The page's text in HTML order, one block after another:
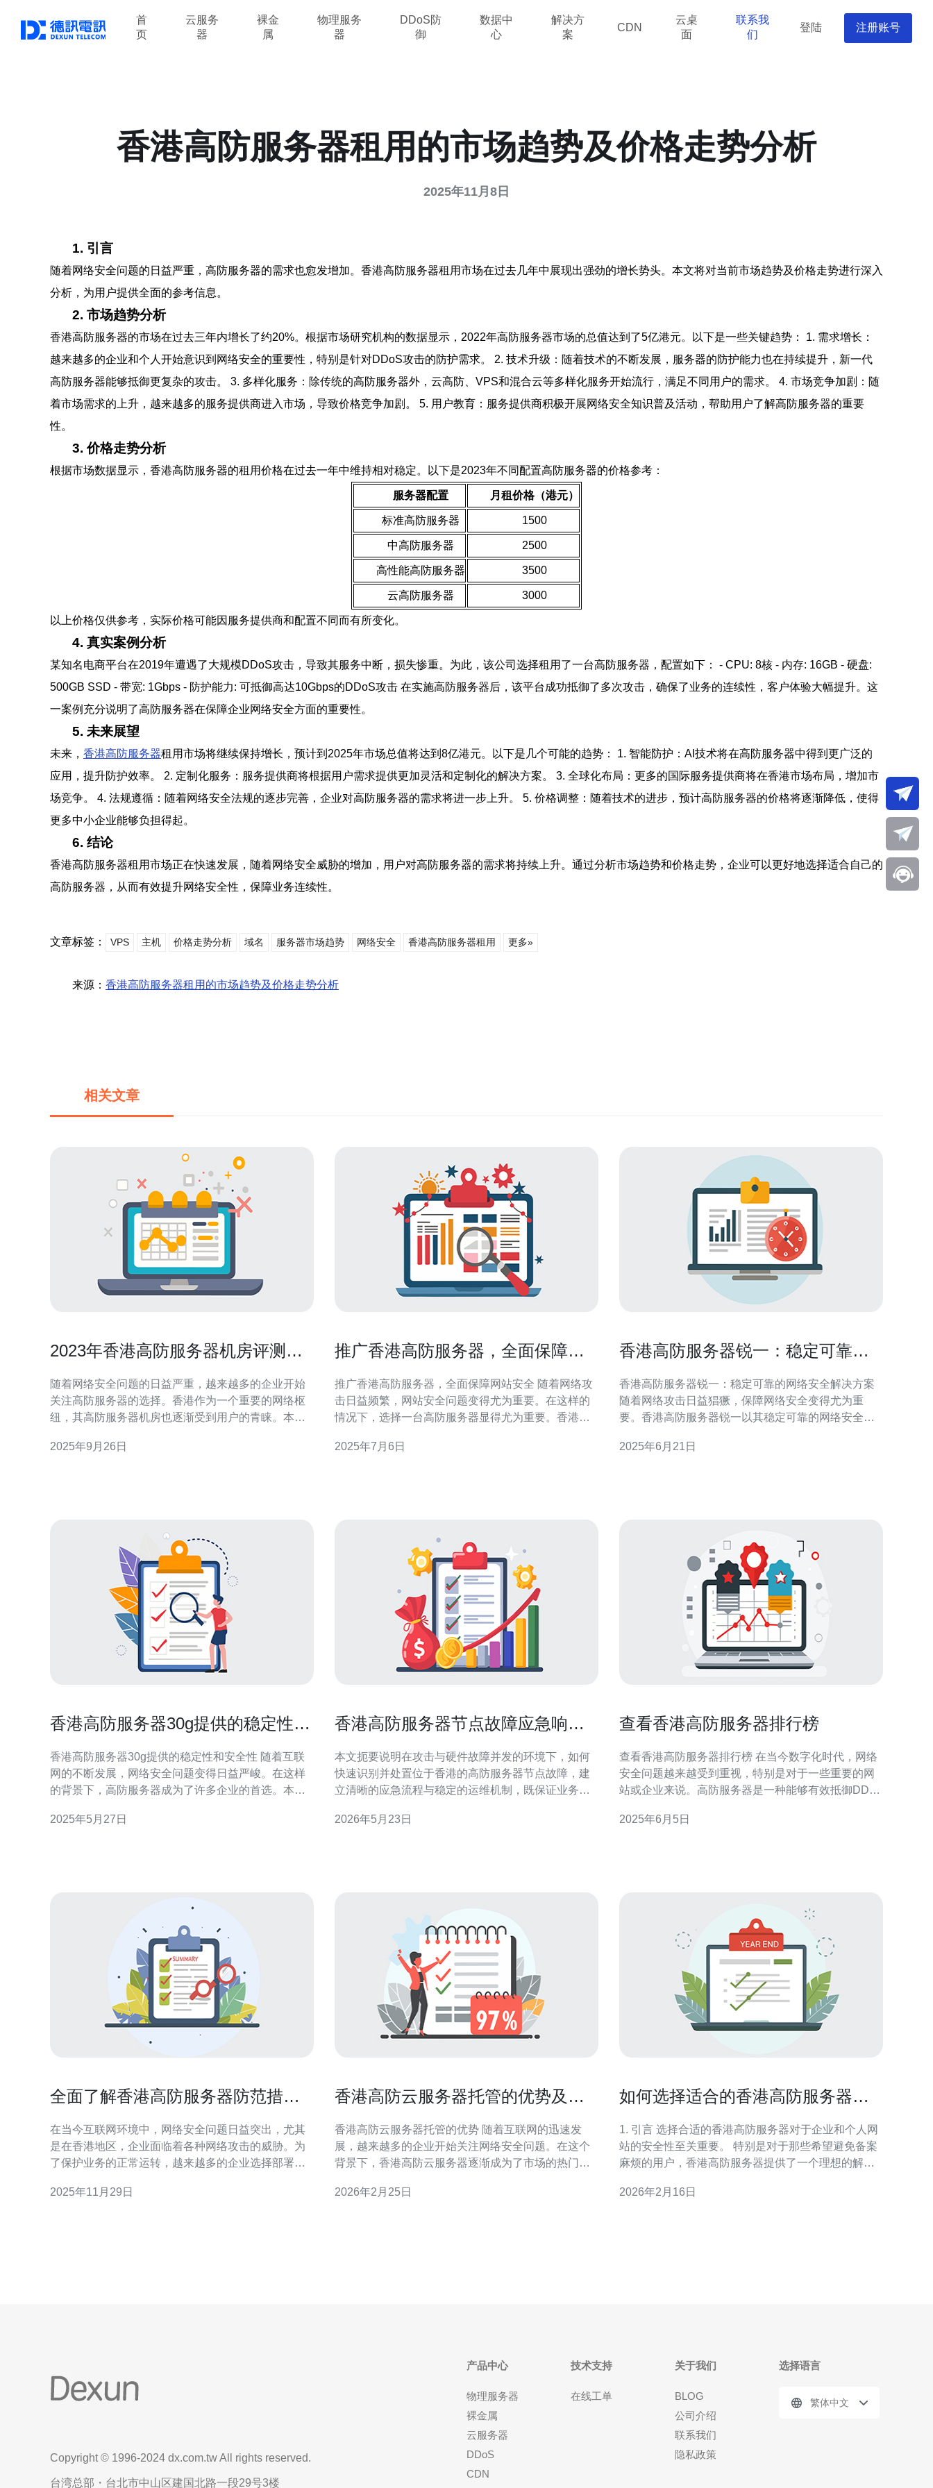
首
页
云服务
器
裸金
属
物理服务
器
DDoS防
御
数据中
心
解决方
案
CDN
云桌
面
联系我
们
登陆 注册账号
香港高防服务器租用的市场趋势及价格走势分析
2025年11月8日
1. 引言
随着网络安全问题的日益严重，高防服务器的需求也愈发增加。香港高防服务器租用市场在过去几年中展现出强劲的增长势头。本文将对当前市场趋势及价格走势进行深入
分析，为用户提供全面的参考信息。
2. 市场趋势分析
香港高防服务器的市场在过去三年内增长了约20%。根据市场研究机构的数据显示，2022年高防服务器市场的总值达到了5亿港元。以下是一些关键趋势： 1. 需求增长：
越来越多的企业和个人开始意识到网络安全的重要性，特别是针对DDoS攻击的防护需求。 2. 技术升级：随着技术的不断发展，服务器的防护能力也在持续提升，新一代
高防服务器能够抵御更复杂的攻击。 3. 多样化服务：除传统的高防服务器外，云高防、VPS和混合云等多样化服务开始流行，满足不同用户的需求。 4. 市场竞争加剧：随
着市场需求的上升，越来越多的服务提供商进入市场，导致价格竞争加剧。 5. 用户教育：服务提供商积极开展网络安全知识普及活动，帮助用户了解高防服务器的重要
性。
3. 价格走势分析
根据市场数据显示，香港高防服务器的租用价格在过去一年中维持相对稳定。以下是2023年不同配置高防服务器的价格参考：
服务器配置 月租价格（港元）
标准高防服务器 1500
中高防服务器 2500
高性能高防服务器 3500
云高防服务器 3000
以上价格仅供参考，实际价格可能因服务提供商和配置不同而有所变化。
4. 真实案例分析
某知名电商平台在2019年遭遇了大规模DDoS攻击，导致其服务中断，损失惨重。为此，该公司选择租用了一台高防服务器，配置如下： - CPU: 8核 - 内存: 16GB - 硬盘:
500GB SSD - 带宽: 1Gbps - 防护能力: 可抵御高达10Gbps的DDoS攻击 在实施高防服务器后，该平台成功抵御了多次攻击，确保了业务的连续性，客户体验大幅提升。这
一案例充分说明了高防服务器在保障企业网络安全方面的重要性。
5. 未来展望
未来， 香港高防服务器租用市场将继续保持增长，预计到2025年市场总值将达到8亿港元。以下是几个可能的趋势： 1. 智能防护：AI技术将在高防服务器中得到更广泛的
应用，提升防护效率。 2. 定制化服务：服务提供商将根据用户需求提供更加灵活和定制化的解决方案。 3. 全球化布局：更多的国际服务提供商将在香港市场布局，增加市
场竞争。 4. 法规遵循：随着网络安全法规的逐步完善，企业对高防服务器的需求将进一步上升。 5. 价格调整：随着技术的进步，预计高防服务器的价格将逐渐降低，使得
更多中小企业能够负担得起。
6. 结论
香港高防服务器租用市场正在快速发展，随着网络安全威胁的增加，用户对高防服务器的需求将持续上升。通过分析市场趋势和价格走势，企业可以更好地选择适合自己的
高防服务器，从而有效提升网络安全性，保障业务连续性。
文章标签： VPS 主机 价格走势分析 域名 服务器市场趋势 网络安全 香港高防服务器租用 更多»
来源： 香港高防服务器租用的市场趋势及价格走势分析
相关文章
2023年香港高防服务器机房评测与
随着网络安全问题的日益严重，越来越多的企业开始
关注高防服务器的选择。香港作为一个重要的网络枢
纽，其高防服务器机房也逐渐受到用户的青睐。本文
操作指南和推荐。 本文将分为以下几个部分进行详细
2025年9月26日
推广香港高防服务器，全面保障网
推广香港高防服务器，全面保障网站安全 随着网络攻
击日益频繁，网站安全问题变得尤为重要。在这样的
情况下，选择一台高防服务器显得尤为重要。香港高
站所有者的青睐。 香港高防服务器具有多层次的防护
2025年7月6日
香港高防服务器锐一：稳定可靠的
香港高防服务器锐一：稳定可靠的网络安全解决方案
随着网络攻击日益猖獗，保障网络安全变得尤为重
要。香港高防服务器锐一以其稳定可靠的网络安全解
将介绍香港高防服务器锐一的特点和优势。 香港高防
2025年6月21日
香港高防服务器30g提供的稳定性和
香港高防服务器30g提供的稳定性和安全性 随着互联
网的不断发展，网络安全问题变得日益严峻。在这样
的背景下，高防服务器成为了许多企业的首选。本文
香港高防服务器30g采用了先进的硬件设备和网络架
2025年5月27日
香港高防服务器节点故障应急响应
本文扼要说明在攻击与硬件故障并发的环境下，如何
快速识别并处置位于香港的高防服务器节点故障，建
立清晰的应急流程与稳定的运维机制，既保证业务连
香港部署的高防服务器，边缘网络口、负载均衡器和
2026年5月23日
查看香港高防服务器排行榜
查看香港高防服务器排行榜 在当今数字化时代，网络
安全问题越来越受到重视，特别是对于一些重要的网
站或企业来说。高防服务器是一种能够有效抵御DDoS
香港作为一个国际化的城市，也拥有着众多提供高防
2025年6月5日
全面了解香港高防服务器防范措施
在当今互联网环境中，网络安全问题日益突出，尤其
是在香港地区，企业面临着各种网络攻击的威胁。为
了保护业务的正常运转，越来越多的企业选择部署香
范措施与策略，帮助企业有效应对网络安全挑战。 什
2025年11月29日
香港高防云服务器托管的优势及使
香港高防云服务器托管的优势 随着互联网的迅速发
展，越来越多的企业开始关注网络安全问题。在这个
背景下，香港高防云服务器逐渐成为了市场的热门选
势，以及一些实用的使用建议。 以下是香港高防云服
2026年2月25日
如何选择适合的香港高防服务器避
1. 引言 选择合适的香港高防服务器对于企业和个人网
站的安全性至关重要。 特别是对于那些希望避免备案
麻烦的用户，香港高防服务器提供了一个理想的解决
器，分析其技术特点和实际案例。 我们将结合具体数
2026年2月16日
Copyright © 1996-2024 dx.com.tw All rights reserved.
台湾总部・台北市中山区建国北路一段29号3楼
产品中心
物理服务器
裸金属
云服务器
DDoS
CDN
技术支持
在线工单
关于我们
BLOG
公司介绍
联系我们
隐私政策
选择语言
繁体中文